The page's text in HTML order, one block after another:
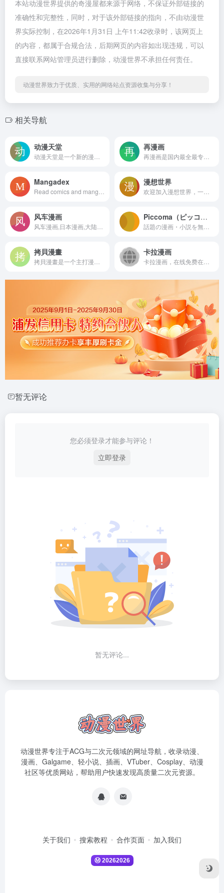
本站动漫世界提供的奇漫屋都来源于网络，不保证外部链接的
准确性和完整性，同时，对于该外部链接的指向，不由动漫世
界实际控制，在2026年1月31日 上午11:42收录时，该网页上
的内容，都属于合规合法，后期网页的内容如出现违规，可以
直接联系网站管理员进行删除，动漫世界不承担任何责任。
动漫世界致力于优质、实用的网络站点资源收集与分享！
相关导航
动漫天堂 再漫画
Mangadex 漫想世界
风车漫画 ​​Piccoma（ピッコマ）​​
拷貝漫畫 卡拉漫画
暂无评论
您必须登录才能参与评论！
立即登录
暂无评论...
动漫世界专注于ACG与二次元领域的网址导航，收录动漫、
漫画、Galgame、轻小说、插画、VTuber、Cosplay、动漫
社区等优质网站，帮助用户快速发现高质量二次元资源。
关于我们 搜索教程 合作页面 加入我们